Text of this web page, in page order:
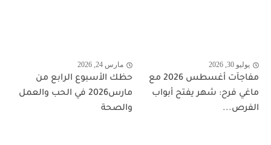
يوليو 30, 2026
مفاجآت أغسطس 2026 مع
ماغي فرح: شهر يفتح أبواب
الفرص...
مارس 24, 2026
حظك الأسبوع الرابع من
مارس2026 في الحب والعمل
والصحة